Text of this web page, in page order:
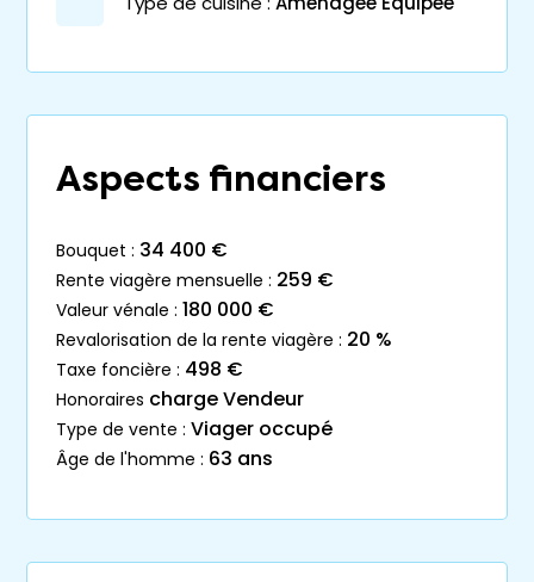
Aspects financiers
bouquet : 34 400 €
rente viagère mensuelle : 259 €
valeur vénale : 180 000 €
revalorisation de la rente viagère : 20 %
taxe foncière : 498 €
honoraires charge Vendeur
type de vente : Viager occupé
âge de l'homme : 63 ans